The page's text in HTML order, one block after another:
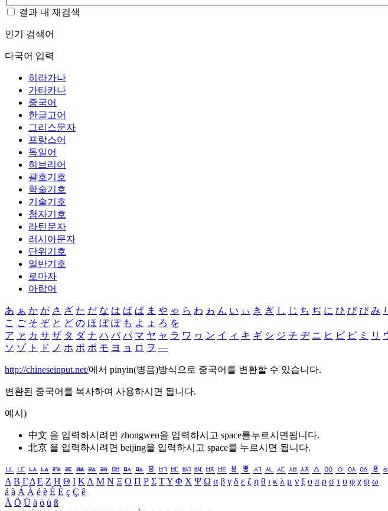
결과 내 재검색
인기 검색어
다국어 입력
히라가나
가타카나
중국어
한글고어
그리스문자
프랑스어
독일어
히브리어
괄호기호
학술기호
기술기호
첨자기호
라틴문자
러시아문자
단위기호
일반기호
로마자
아랍어
あ ぁ か が さ ざ た だ な は ば ぱ ま や ゃ ら わ ゎ ん い ぃ き ぎ し じ ち ぢ に ひ び ぴ み
こ ご そ ぞ と ど の ほ ぼ ぽ も よ ょ ろ を
ア ァ カ サ ザ タ ダ ナ ハ バ パ マ ヤ ャ ラ ワ ヮ ン イ ィ キ ギ シ ジ チ ヂ ニ ヒ ビ ピ ミ リ
ソ ゾ ト ド ノ ホ ボ ポ モ ヨ ョ ロ ヲ ―
http://chineseinput.net/에서 pinyin(병음)방식으로 중국어를 변환할 수 있습니다.
변환된 중국어를 복사하여 사용하시면 됩니다.
예시)
中文 을 입력하시려면 zhongwen을 입력하시고 space를누르시면됩니다.
北京 을 입력하시려면 beijing을 입력하시고 space를 누르시면 됩니다.
ㅥ ㅦ ㅧ ㅨ ㅩ ㅪ ㅫ ㅬ ㅭ ㅮ ㅯ ㅰ ㅱ ㅲ ㅳ ㅴ ㅵ ㅶ ㅷ ㅸ ㅹ ㅺ ㅻ ㅼ ㅽ ㅾ ㅿ ㆀ ㆁ ㆂ ㆃ ㆄ
Α Β ΓΔ Ε Ζ Η Θ Ι ΚΛ Μ Ν Ξ Ο Π Ρ Σ ΤΥ Φ Χ Ψ Ω α β γ δ ε ζ η θ ι κ λ μ ν ξ ο π ρ σ τ υ φ χ ψ ω
á à Á À é è É È ç Ç ê
Ä Ö Ü ä ö ü ß